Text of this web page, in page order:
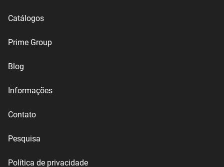
Catálogos
Prime Group
Blog
Informações
Contato
Pesquisa
Política de privacidade